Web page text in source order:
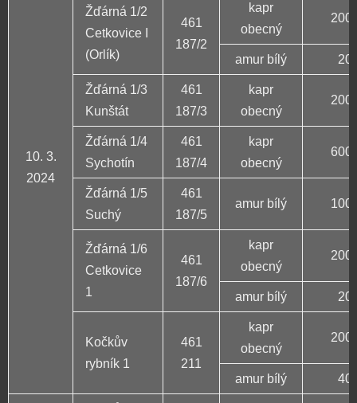
10. 3.
2024
Žďárná 1/2
Cetkovice I
(Orlík)
461
187/2
kapr
obecný
200
amur bílý 20
Žďárná 1/3
Kunštát
461
187/3
kapr
obecný
200
Žďárná 1/4
Sychotín
461
187/4
kapr
obecný
600
Žďárná 1/5
Suchý
461
187/5
amur bílý 100
Žďárná 1/6
Cetkovice
1
461
187/6
kapr
obecný
200
amur bílý 20
Kočkův
rybník 1
461
211
kapr
obecný
200
amur bílý 40